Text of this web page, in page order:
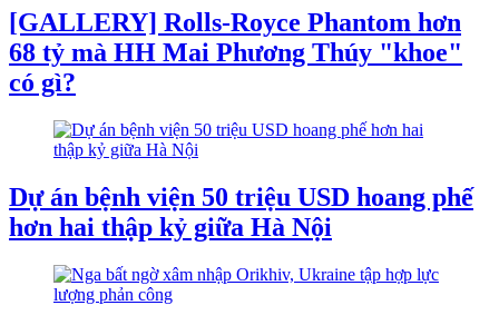
[GALLERY] Rolls-Royce Phantom hơn
68 tỷ mà HH Mai Phương Thúy "khoe"
có gì?
Dự án bệnh viện 50 triệu USD hoang phế
hơn hai thập kỷ giữa Hà Nội